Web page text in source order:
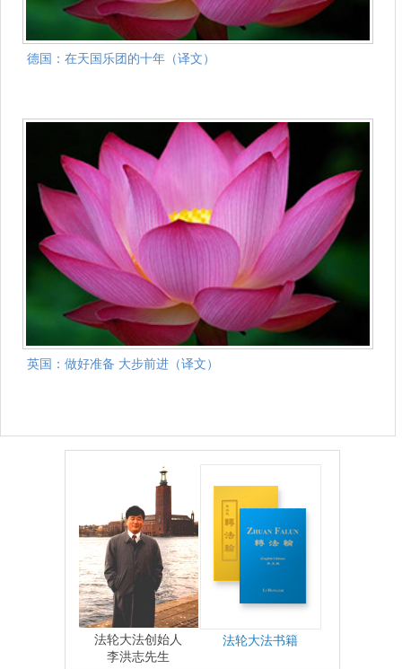
德国：在天国乐团的十年（译文）
英国：做好准备 大步前进（译文）
法轮大法创始人
李洪志先生
法轮大法书籍